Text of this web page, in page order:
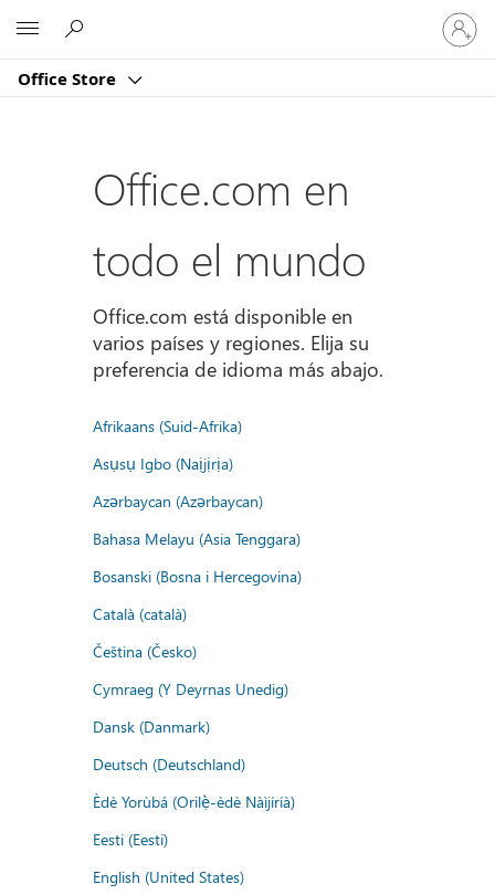
Office Store
Iniciar
sesión
en
cuenta
Office.com en
todo el mundo
Office.com está disponible en
varios países y regiones. Elija su
preferencia de idioma más abajo.
Afrikaans (Suid-Afrika)
Asụsụ Igbo (Naịjịrịa)
Azərbaycan (Azərbaycan)
Bahasa Melayu (Asia Tenggara)
Bosanski (Bosna i Hercegovina)
Català (català)
Čeština (Česko)
Cymraeg (Y Deyrnas Unedig)
Dansk (Danmark)
Deutsch (Deutschland)
Èdè Yorùbá (Orilẹ̀-èdè Nàìjíríà)
Eesti (Eesti)
English (United States)